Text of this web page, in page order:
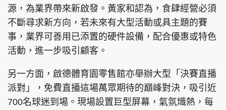
源，為業界帶來新啟發。黃家和認為，食肆經營必須
不斷尋求新方向，若未來有大型活動或具主題的賽
事，業界可善用已添置的硬件設備，配合優惠或特色
活動，進一步吸引顧客。
另一方面，啟德體育園零售館亦舉辦大型「決賽直播
派對」，免費直播這場萬眾期待的巔峰對決，吸引近
700名球迷到場。現場設置巨型屏幕，氣氛熾熱，每